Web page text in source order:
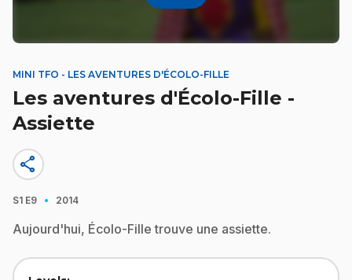
MINI TFO - LES AVENTURES D'ÉCOLO-FILLE
Les aventures d'Écolo-Fille -
Assiette
share
S1 E9 · 2014
Aujourd'hui, Écolo-Fille trouve une assiette.